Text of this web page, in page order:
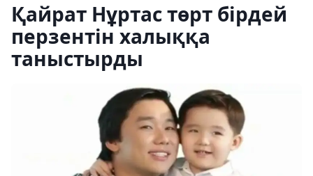
Қайрат Нұртас төрт бірдей
перзентін халыққа
таныстырды